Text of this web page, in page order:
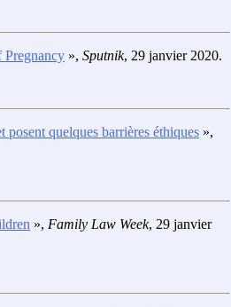
Pregnancy », Sputnik, 29 janvier 2020.
posent quelques barrières éthiques »,
», Family Law Week, 29 janvier